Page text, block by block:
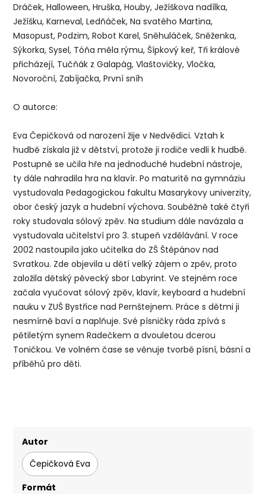
Dráček, Halloween, Hruška, Houby, Ježíškova nadílka,
Ježíšku, Karneval, Ledňáček, Na svatého Martina,
Masopust, Podzim, Robot Karel, Sněhuláček, Sněženka,
Sýkorka, Sysel, Tóňa měla rýmu, Šípkový keř, Tři králové
přicházejí, Tučňák z Galapág, Vlaštovičky, Vločka,
Novoroční, Zabíjačka, První sníh
O autorce:
Eva Čepičková od narození žije v Nedvědici. Vztah k
hudbě získala již v dětství, protože ji rodiče vedli k hudbě.
Postupně se učila hře na jednoduché hudební nástroje,
ty dále nahradila hra na klavír. Po maturitě na gymnáziu
vystudovala Pedagogickou fakultu Masarykovy univerzity,
obor český jazyk a hudební výchova. Souběžně také čtyři
roky studovala sólový zpěv. Na studium dále navázala a
vystudovala učitelství pro 3. stupeň vzdělávání. V roce
2002 nastoupila jako učitelka do ZŠ Štěpánov nad
Svratkou. Zde objevila u dětí velký zájem o zpěv, proto
založila dětský pěvecký sbor Labyrint. Ve stejném roce
začala vyučovat sólový zpěv, klavír, keyboard a hudební
nauku v ZUŠ Bystřice nad Pernštejnem. Práce s dětmi ji
nesmírně baví a naplňuje. Své písničky ráda zpívá s
pětiletým synem Radečkem a dvouletou dcerou
Toničkou. Ve volném čase se věnuje tvorbě písní, básní a
příběhů pro děti.
Autor
Čepičková Eva
Formát